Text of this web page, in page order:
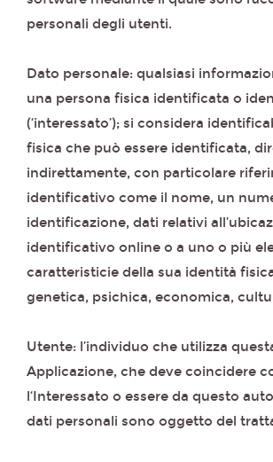
personali degli utenti.
Dato personale: qualsiasi
una persona fisica identificata o
(‘interessato’); si considera
fisica che può essere identificata,
indirettamente, con particolare
identificativo come il nome, un
identificazione, dati relativi
identificativo online o a uno o più
caratteristicie della sua identità
genetica, psichica, economica,
Utente: l’individuo che utilizza
Applicazione, che deve coincidere
l‘Interessato o essere da questo
dati personali sono oggetto del